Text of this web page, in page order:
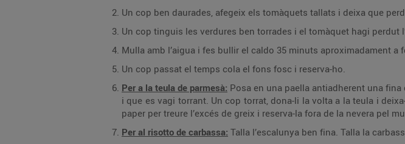
Un cop ben daurades, afegeix els tomàquets tallats i deixa que
Un cop tinguis les verdures ben torrades i el tomàquet hagi perdut
Mulla amb l’aigua i fes bullir el caldo 35 minuts aproximadament a
Un cop passat el temps cola el fons fosc i reserva-ho.
Per a la teula de parmesà: Posa en una paella antiadherent una
i que es vagi torrant. Un cop torrat, dona-li la volta a la teula i
paper per treure l’excés de greix i reserva-la fora de la nevera pel
Per al risotto de carbassa: Talla l’escalunya ben fina. Talla la